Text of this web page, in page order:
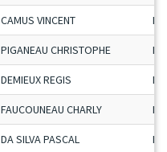
CAMUS VINCENT
PIGANEAU CHRISTOPHE
DEMIEUX REGIS
FAUCOUNEAU CHARLY
DA SILVA PASCAL